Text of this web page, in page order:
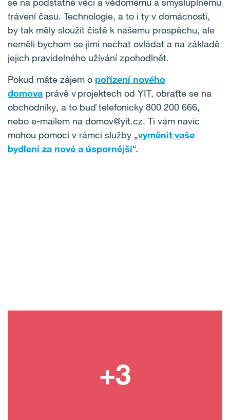
trávení času. Technologie, a to i ty v domácnosti,
by tak měly sloužit čistě k našemu prospěchu, ale
neměli bychom se jimi nechat ovládat a na základě
jejich pravidelného užívání zpohodlnět.
Pokud máte zájem o pořízení nového
domova právě v projektech od YIT, obraťte se na
obchodníky, a to buď telefonicky 800 200 666,
nebo e-mailem na domov@yit.cz. Ti vám navíc
mohou pomoci v rámci služby „vyměnit vaše
bydlení za nové a úspornější“.